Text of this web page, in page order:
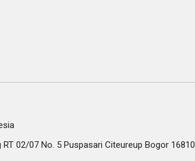
RT 02/07 No. 5 Puspasari Citeureup Bogor 16810